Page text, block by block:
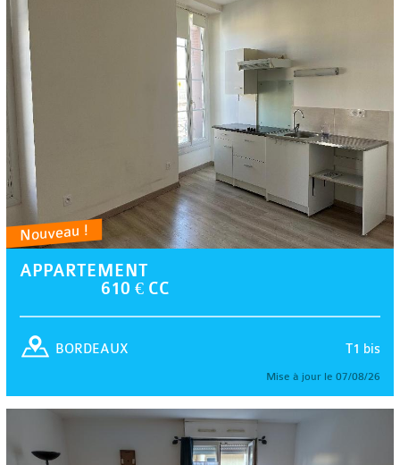
Nouveau !
APPARTEMENT
610 € CC
T1 bis
BORDEAUX
Mise à jour le 07/08/26